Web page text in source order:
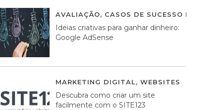
AVALIAÇÃO, CASOS DE SUCESSO DE
Ideias criativas para ganhar dinheiro:
Google AdSense
MARKETING DIGITAL, WEBSITES
Descubra como criar um site
facilmente com o SITE123